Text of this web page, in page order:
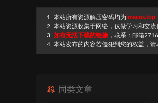
1. 本站所有资源解压密码均为imacos.top
2. 本站资源收集于网络，仅做学习和交
3. 如有无法下载的链接 ，联系：邮箱
4. 本站发布的内容若侵犯到您的权益，
同类文章